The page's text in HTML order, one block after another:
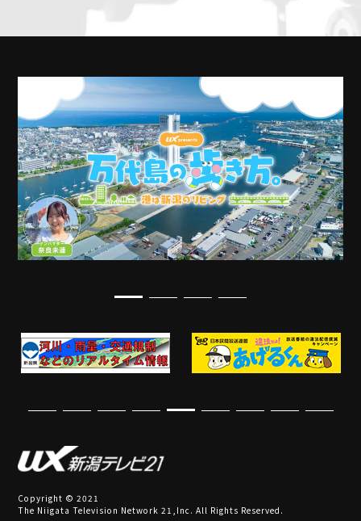
Copyright © 2021
The Niigata Television Network 21,Inc. All Rights Reserved.